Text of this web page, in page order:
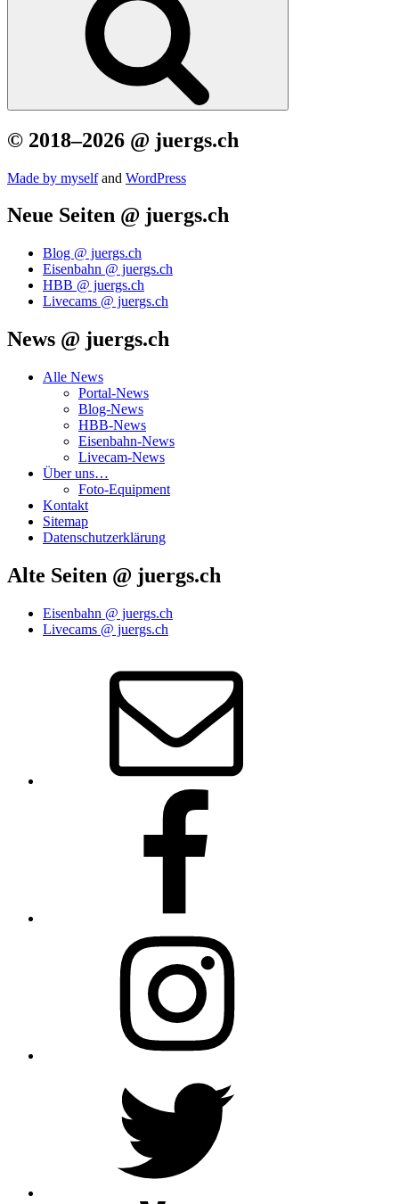
© 2018–2026 @ juergs.ch
Made by mys­elfand Word­Press
Neue Seiten @ juergs.ch
Blog @ juergs.ch
Eisenbahn @ juergs.ch
HBB @ juergs.ch
Livecams @ juergs.ch
News @ juergs.ch
Alle News
Portal-News
Blog-News
HBB-News
Eisenbahn-News
Livecam-News
Über uns…
Foto-Equipment
Kontakt
Sitemap
Datenschutzerklärung
Alte Seiten @ juergs.ch
Eisenbahn @ juergs.ch
Livecams @ juergs.ch